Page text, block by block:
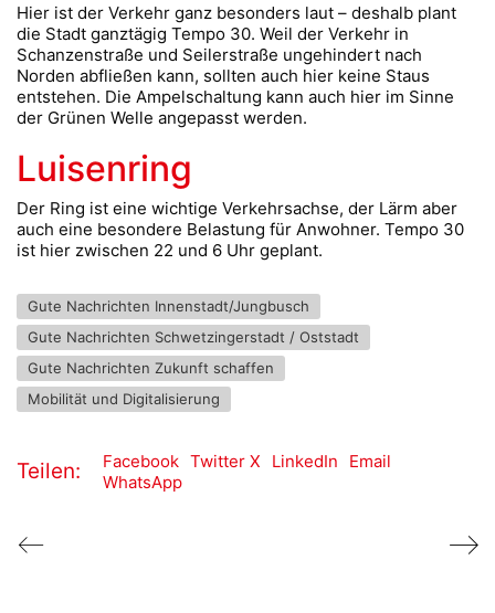
Hier ist der Verkehr ganz besonders laut – deshalb plant
die Stadt ganztägig Tempo 30. Weil der Verkehr in
Schanzenstraße und Seilerstraße ungehindert nach
Norden abfließen kann, sollten auch hier keine Staus
entstehen. Die Ampelschaltung kann auch hier im Sinne
der Grünen Welle angepasst werden.
Luisenring
Der Ring ist eine wichtige Verkehrsachse, der Lärm aber
auch eine besondere Belastung für Anwohner. Tempo 30
ist hier zwischen 22 und 6 Uhr geplant.
Gute Nachrichten Innenstadt/Jungbusch
Gute Nachrichten Schwetzingerstadt / Oststadt
Gute Nachrichten Zukunft schaffen
Mobilität und Digitalisierung
Teilen: Facebook Twitter X LinkedIn
Email
WhatsApp